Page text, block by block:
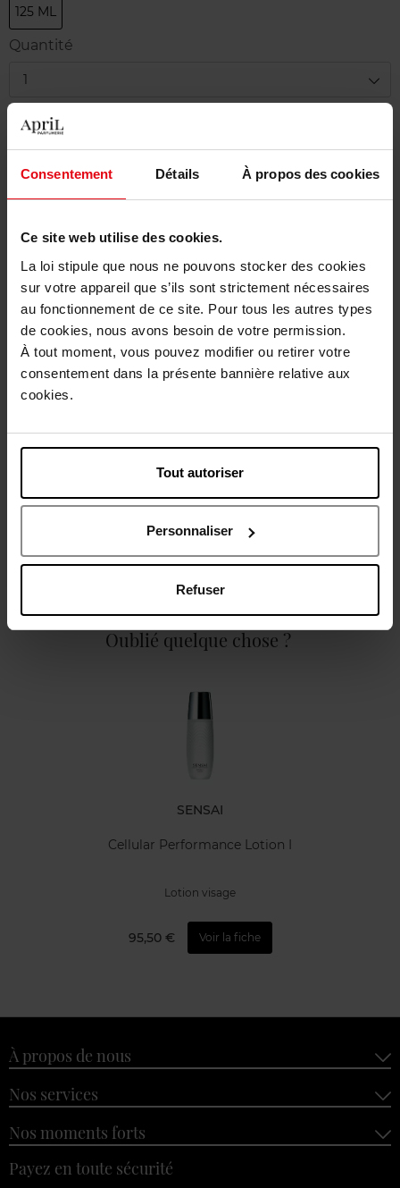
Consentement Détails À propos des cookies
Ce site web utilise des cookies.
La loi stipule que nous ne pouvons stocker des cookies
sur votre appareil que s’ils sont strictement nécessaires
au fonctionnement de ce site. Pour tous les autres types
de cookies, nous avons besoin de votre permission.
À tout moment, vous pouvez modifier ou retirer votre
consentement dans la présente bannière relative aux
cookies.
Tout autoriser
Personnaliser
Refuser
125 ML
Quantité
1
Livraison
Cet article n'est plus disponible pour le moment
Livraison gratuite à partir de 50€
Retour gratuit dans votre magasin
Description
Caractéristiques
Avis client Politique relative aux avis des clients
Oublié quelque chose ?
SENSAI
Cellular Performance Lotion I
Lotion visage
95,50 € Voir la fiche
À propos de nous
Nos services
Nos moments forts
Payez en toute sécurité